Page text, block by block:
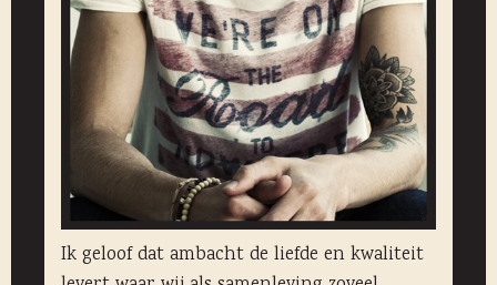
Ik geloof dat ambacht de liefde en kwaliteit